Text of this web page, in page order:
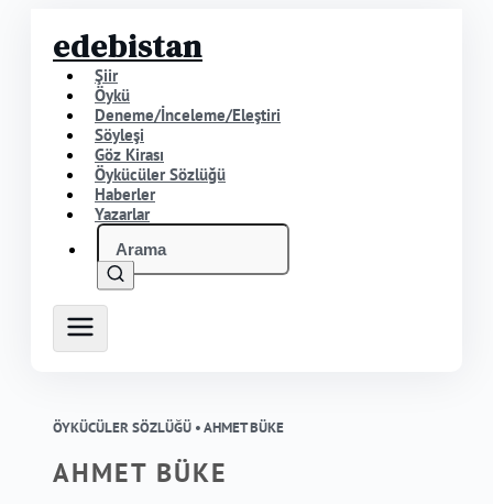
edebistan
Şiir
Öykü
Deneme/İnceleme/Eleştiri
Söyleşi
Göz Kirası
Öykücüler Sözlüğü
Haberler
Yazarlar
ÖYKÜCÜLER SÖZLÜĞÜ •AHMET BÜKE
AHMET BÜKE